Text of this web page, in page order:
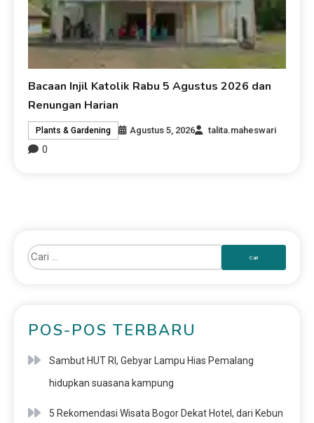
Bacaan Injil Katolik Rabu 5 Agustus 2026 dan
Renungan Harian
Plants & Gardening Agustus 5, 2026 talita.maheswari
0
POS-POS TERBARU
Sambut HUT RI, Gebyar Lampu Hias Pemalang
hidupkan suasana kampung
5 Rekomendasi Wisata Bogor Dekat Hotel, dari Kebun